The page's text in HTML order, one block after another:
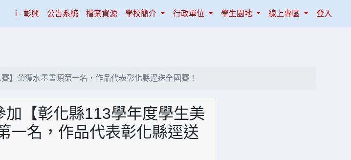
i - 彰興(current)
公告系統 檔案資源 學校簡介 行政單位 學生園地 線上專區 登入
】榮獲水墨畫類第一名，作品代表彰化縣逕送全國賽！
【彰化縣113學年度學生美
一名，作品代表彰化縣逕送